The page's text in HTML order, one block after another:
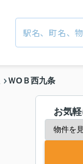
ＷОＢ西九条
お気